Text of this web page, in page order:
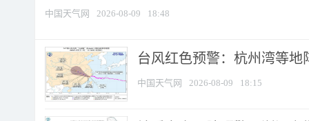
中国天气网 2026-08-09 18:48
台风红色预警：杭州湾等地
中国天气网 2026-08-09 18:15